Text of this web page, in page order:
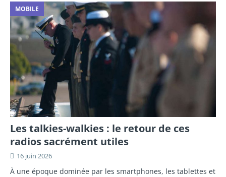
MOBILE
Les talkies-walkies : le retour de ces
radios sacrément utiles
16 juin 2026
À une époque dominée par les smartphones, les tablettes et